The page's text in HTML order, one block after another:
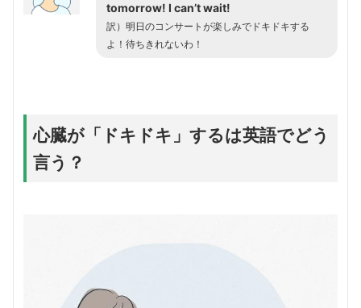
tomorrow! I can’t wait!
訳）明日のコンサートが楽しみでドキドキする
よ！待ちきれないわ！
心臓が「ドキドキ」するは英語でどう
言う？